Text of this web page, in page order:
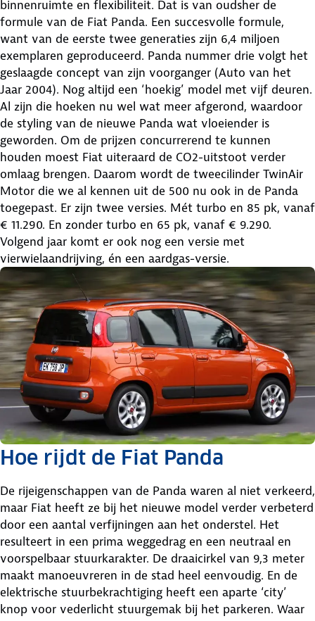
binnenruimte en flexibiliteit. Dat is van oudsher de
formule van de Fiat Panda. Een succesvolle formule,
want van de eerste twee generaties zijn 6,4 miljoen
exemplaren geproduceerd. Panda nummer drie volgt het
geslaagde concept van zijn voorganger (Auto van het
Jaar 2004). Nog altijd een ‘hoekig’ model met vijf deuren.
Al zijn die hoeken nu wel wat meer afgerond, waardoor
de styling van de nieuwe Panda wat vloeiender is
geworden. Om de prijzen concurrerend te kunnen
houden moest Fiat uiteraard de CO2-uitstoot verder
omlaag brengen. Daarom wordt de tweecilinder TwinAir
Motor die we al kennen uit de 500 nu ook in de Panda
toegepast. Er zijn twee versies. Mét turbo en 85 pk, vanaf
€ 11.290. En zonder turbo en 65 pk, vanaf € 9.290.
Volgend jaar komt er ook nog een versie met
vierwielaandrijving, én een aardgas-versie.
Hoe rijdt de Fiat Panda
De rijeigenschappen van de Panda waren al niet verkeerd,
maar Fiat heeft ze bij het nieuwe model verder verbeterd
door een aantal verfijningen aan het onderstel. Het
resulteert in een prima weggedrag en een neutraal en
voorspelbaar stuurkarakter. De draaicirkel van 9,3 meter
maakt manoeuvreren in de stad heel eenvoudig. En de
elektrische stuurbekrachtiging heeft een aparte ‘city’
knop voor vederlicht stuurgemak bij het parkeren. Waar